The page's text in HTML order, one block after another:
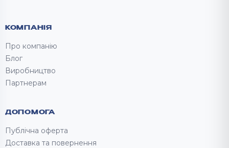
КОМПАНІЯ
Про компанію
Блог
Виробництво
Партнерам
ДОПОМОГА
Публічна оферта
Доставка та повернення